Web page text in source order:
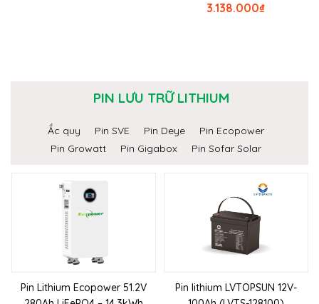
₫
3.138.000
PIN LƯU TRỮ LITHIUM
Ắc quy Pin SVE Pin Deye
Pin Ecopower
Pin Growatt
Pin Gigabox Pin Sofar Solar
Pin Lithium Ecopower 51.2V
Pin lithium LVTOPSUN 12V-